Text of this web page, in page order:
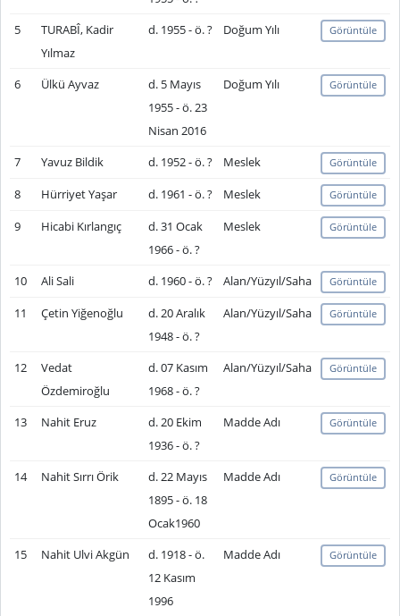
5
TURABÎ, Kadir
Yılmaz
d. 1955 - ö. ? Doğum Yılı Görüntüle
6 Ülkü Ayvaz
d. 5 Mayıs
1955 - ö. 23
Nisan 2016
Doğum Yılı Görüntüle
7 Yavuz Bildik d. 1952 - ö. ? Meslek Görüntüle
8 Hürriyet Yaşar d. 1961 - ö. ? Meslek Görüntüle
9 Hicabi Kırlangıç
d. 31 Ocak
1966 - ö. ?
Meslek Görüntüle
10 Ali Sali d. 1960 - ö. ? Alan/Yüzyıl/Saha Görüntüle
11 Çetin Yiğenoğlu
d. 20 Aralık
1948 - ö. ?
Alan/Yüzyıl/Saha Görüntüle
12
Vedat
Özdemiroğlu
d. 07 Kasım
1968 - ö. ?
Alan/Yüzyıl/Saha Görüntüle
13 Nahit Eruz
d. 20 Ekim
1936 - ö. ?
Madde Adı Görüntüle
14 Nahit Sırrı Örik
d. 22 Mayıs
1895 - ö. 18
Ocak1960
Madde Adı Görüntüle
15 Nahit Ulvi Akgün
d. 1918 - ö.
12 Kasım
1996
Madde Adı Görüntüle